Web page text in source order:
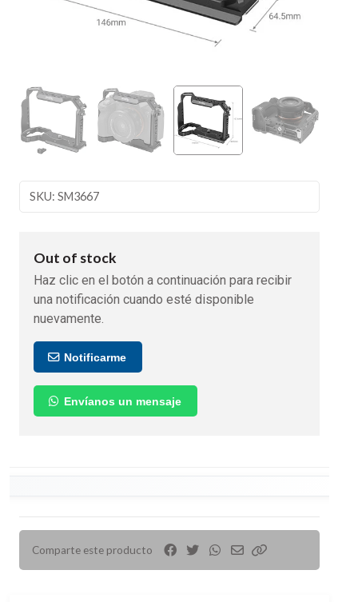
SKU: SM3667
Out of stock
Haz clic en el botón a continuación para recibir
una notificación cuando esté disponible
nuevamente.
Notificarme
Envíanos un mensaje
Comparte este producto